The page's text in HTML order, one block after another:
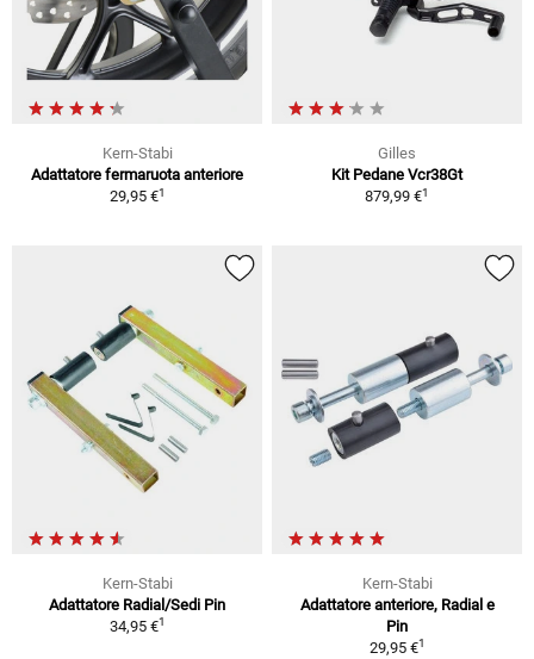
Kern-Stabi
Adattatore fermaruota anteriore
29,95 €1
Gilles
Kit Pedane Vcr38Gt
879,99 €1
Kern-Stabi
Adattatore Radial/Sedi Pin
34,95 €1
Kern-Stabi
Adattatore anteriore, Radial e
Pin
29,95 €1